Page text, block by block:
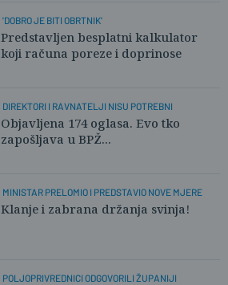
'DOBRO JE BITI OBRTNIK'
Predstavljen besplatni kalkulator
koji računa poreze i doprinose
DIREKTORI I RAVNATELJI NISU POTREBNI
Objavljena 174 oglasa. Evo tko
zapošljava u BPŽ...
MINISTAR PRELOMIO I PREDSTAVIO NOVE MJERE
Klanje i zabrana držanja svinja!
POLJOPRIVREDNICI ODGOVORILI ŽUPANIJI